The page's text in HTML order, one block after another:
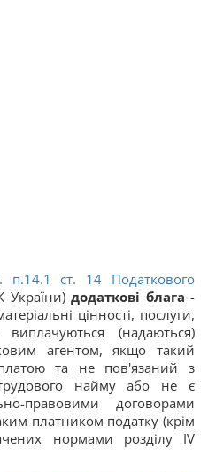
п.14.1 ст. 14 Податкового
України) додаткові блага -
цінності, послуги,
(надаються)
агентом, якщо такий
та не пов'язаний з
найму або не є
правовими договорами
платником податку (крім
нормами розділу IV